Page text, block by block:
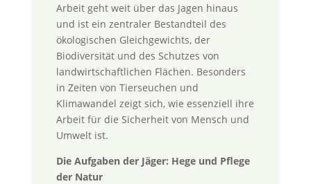
Arbeit geht weit über das Jagen hinaus
und ist ein zentraler Bestandteil des
ökologischen Gleichgewichts, der
Biodiversität und des Schutzes von
landwirtschaftlichen Flächen. Besonders
in Zeiten von Tierseuchen und
Klimawandel zeigt sich, wie essenziell ihre
Arbeit für die Sicherheit von Mensch und
Umwelt ist.
Die Aufgaben der Jäger: Hege und Pflege
der Natur